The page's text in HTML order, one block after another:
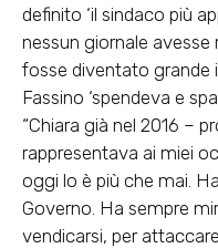
definito ‘il sindaco più
nessun giornale
fosse diventato grande
Fassino ‘spendeva e
“Chiara già nel 2016 –
rappresentava ai miei
oggi lo è più che mai.
Governo. Ha sempre
vendicarsi, per